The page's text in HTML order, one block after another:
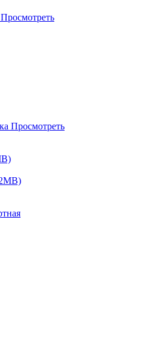
Просмотреть
Просмотреть